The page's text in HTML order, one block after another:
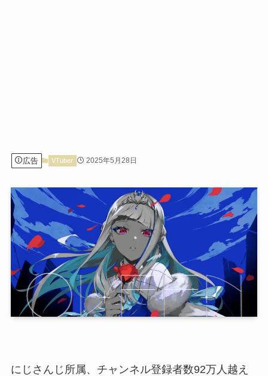
広告 VTuber 2025年5月28日
にじさんじ所属、チャンネル登録者数92万人越え